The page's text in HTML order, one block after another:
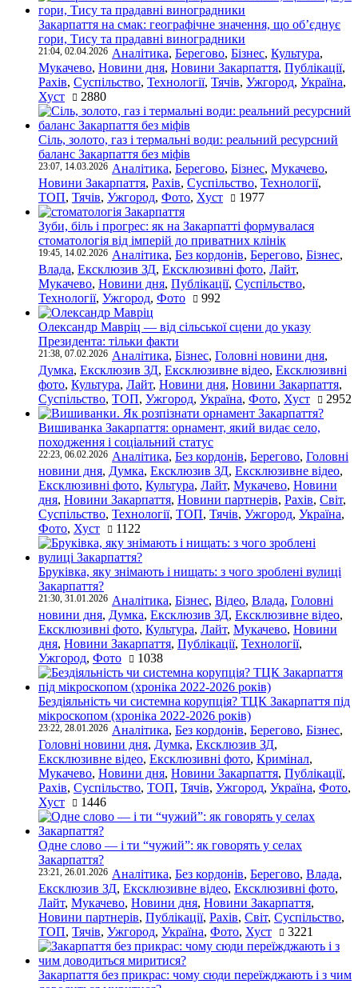
Закарпаття на смак: географічне значення, що об’єднує
гори, Тису та прадавні виноградники
21:04, 02.04.2026 Аналітика, Берегово, Бізнес, Культура,
Мукачево, Новини дня, Новини Закарпаття, Публікації,
Рахів, Суспільство, Технології, Тячів, Ужгород, Україна,
Хуст
2880
Сіль, золото, газ і термальні води: реальний ресурсний
баланс Закарпаття без міфів
23:07, 14.03.2026 Аналітика, Берегово, Бізнес, Мукачево,
Новини Закарпаття, Рахів, Суспільство, Технології,
ТОП, Тячів, Ужгород, Фото, Хуст 1977
Зуби, біль і прогрес: як на Закарпатті формувалася
стоматологія від імперій до приватних клінік
19:45, 14.02.2026 Аналітика, Без кордонів, Берегово, Бізнес,
Влада, Ексклюзив ЗД, Ексклюзивні фото, Лайт,
Мукачево, Новини дня, Публікації, Суспільство,
Технології, Ужгород, Фото 992
Олександр Мавріц — від сільської сцени до указу
Президента: тільки факти
21:38, 07.02.2026 Аналітика, Бізнес, Головні новини дня,
Думка, Ексклюзив ЗД, Ексклюзивне відео, Ексклюзивні
фото, Культура, Лайт, Новини дня, Новини Закарпаття,
Суспільство, ТОП, Ужгород, Україна, Фото, Хуст 2952
Вишиванка Закарпаття: орнамент, який видає село,
походження і соціальний статус
22:23, 06.02.2026 Аналітика, Без кордонів, Берегово, Головні
новини дня, Думка, Ексклюзив ЗД, Ексклюзивне відео,
Ексклюзивні фото, Культура, Лайт, Мукачево, Новини
дня, Новини Закарпаття, Новини партнерів, Рахів, Світ,
Суспільство, Технології, ТОП, Тячів, Ужгород, Україна,
Фото, Хуст 1122
Бруківка, яку знімають і нищать: з чого зроблені вулиці
Закарпаття?
21:30, 31.01.2026 Аналітика, Бізнес, Відео, Влада, Головні
новини дня, Думка, Ексклюзив ЗД, Ексклюзивне відео,
Ексклюзивні фото, Культура, Лайт, Мукачево, Новини
дня, Новини Закарпаття, Публікації, Технології,
Ужгород, Фото 1038
Бездіяльність чи системна корупція? ТЦК Закарпаття під
мікроскопом (хроніка 2022-2026 років)
23:22, 28.01.2026 Аналітика, Без кордонів, Берегово, Бізнес,
Головні новини дня, Думка, Ексклюзив ЗД,
Ексклюзивне відео, Ексклюзивні фото, Кримінал,
Мукачево, Новини дня, Новини Закарпаття, Публікації,
Рахів, Суспільство, ТОП, Тячів, Ужгород, Україна, Фото,
Хуст
1446
Одне слово — і ти “чужий”: як говорять у селах
Закарпаття?
23:21, 26.01.2026 Аналітика, Без кордонів, Берегово, Влада,
Ексклюзив ЗД, Ексклюзивне відео, Ексклюзивні фото,
Лайт, Мукачево, Новини дня, Новини Закарпаття,
Новини партнерів, Публікації, Рахів, Світ, Суспільство,
ТОП, Тячів, Ужгород, Україна, Фото, Хуст 3221
Закарпаття без прикрас: чому сюди переїжджають і з чим